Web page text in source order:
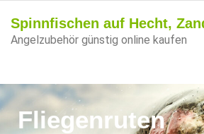
Spinnfischen auf Hecht,
Angelzubehör günstig online kaufen
Fliegenruten